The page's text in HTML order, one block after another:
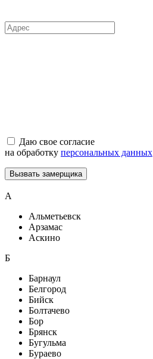
Даю свое согласие
на обработку персональных данных
Вызвать замерщика
А
Альметьевск
Арзамас
Аскино
Б
Барнаул
Белгород
Бийск
Болтачево
Бор
Брянск
Бугульма
Бураево